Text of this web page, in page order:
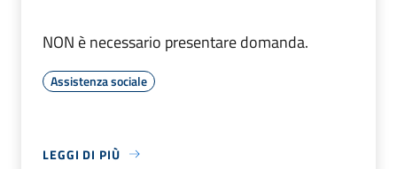
NON è necessario presentare domanda.
Assistenza sociale
LEGGI DI PIÙ